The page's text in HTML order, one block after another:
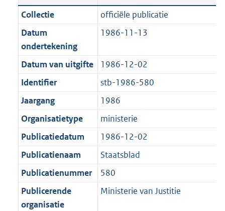
c
a
t
i
e
i
f
o
r
m
a
a
t
t
9
7
K
n
d
s
r
o
o
t
e
:
2
b
a
n
d
g
r
o
t
e
:
K
b
Collectie
officiële publicatie
Datum
ondertekening
1986-11-13
Datum van uitgifte
1986-12-02
Identifier
stb-1986-580
Jaargang
1986
Organisatietype
ministerie
Publicatiedatum
1986-12-02
Publicatienaam
Staatsblad
Publicatienummer
580
Publicerende
organisatie
Ministerie van Justitie